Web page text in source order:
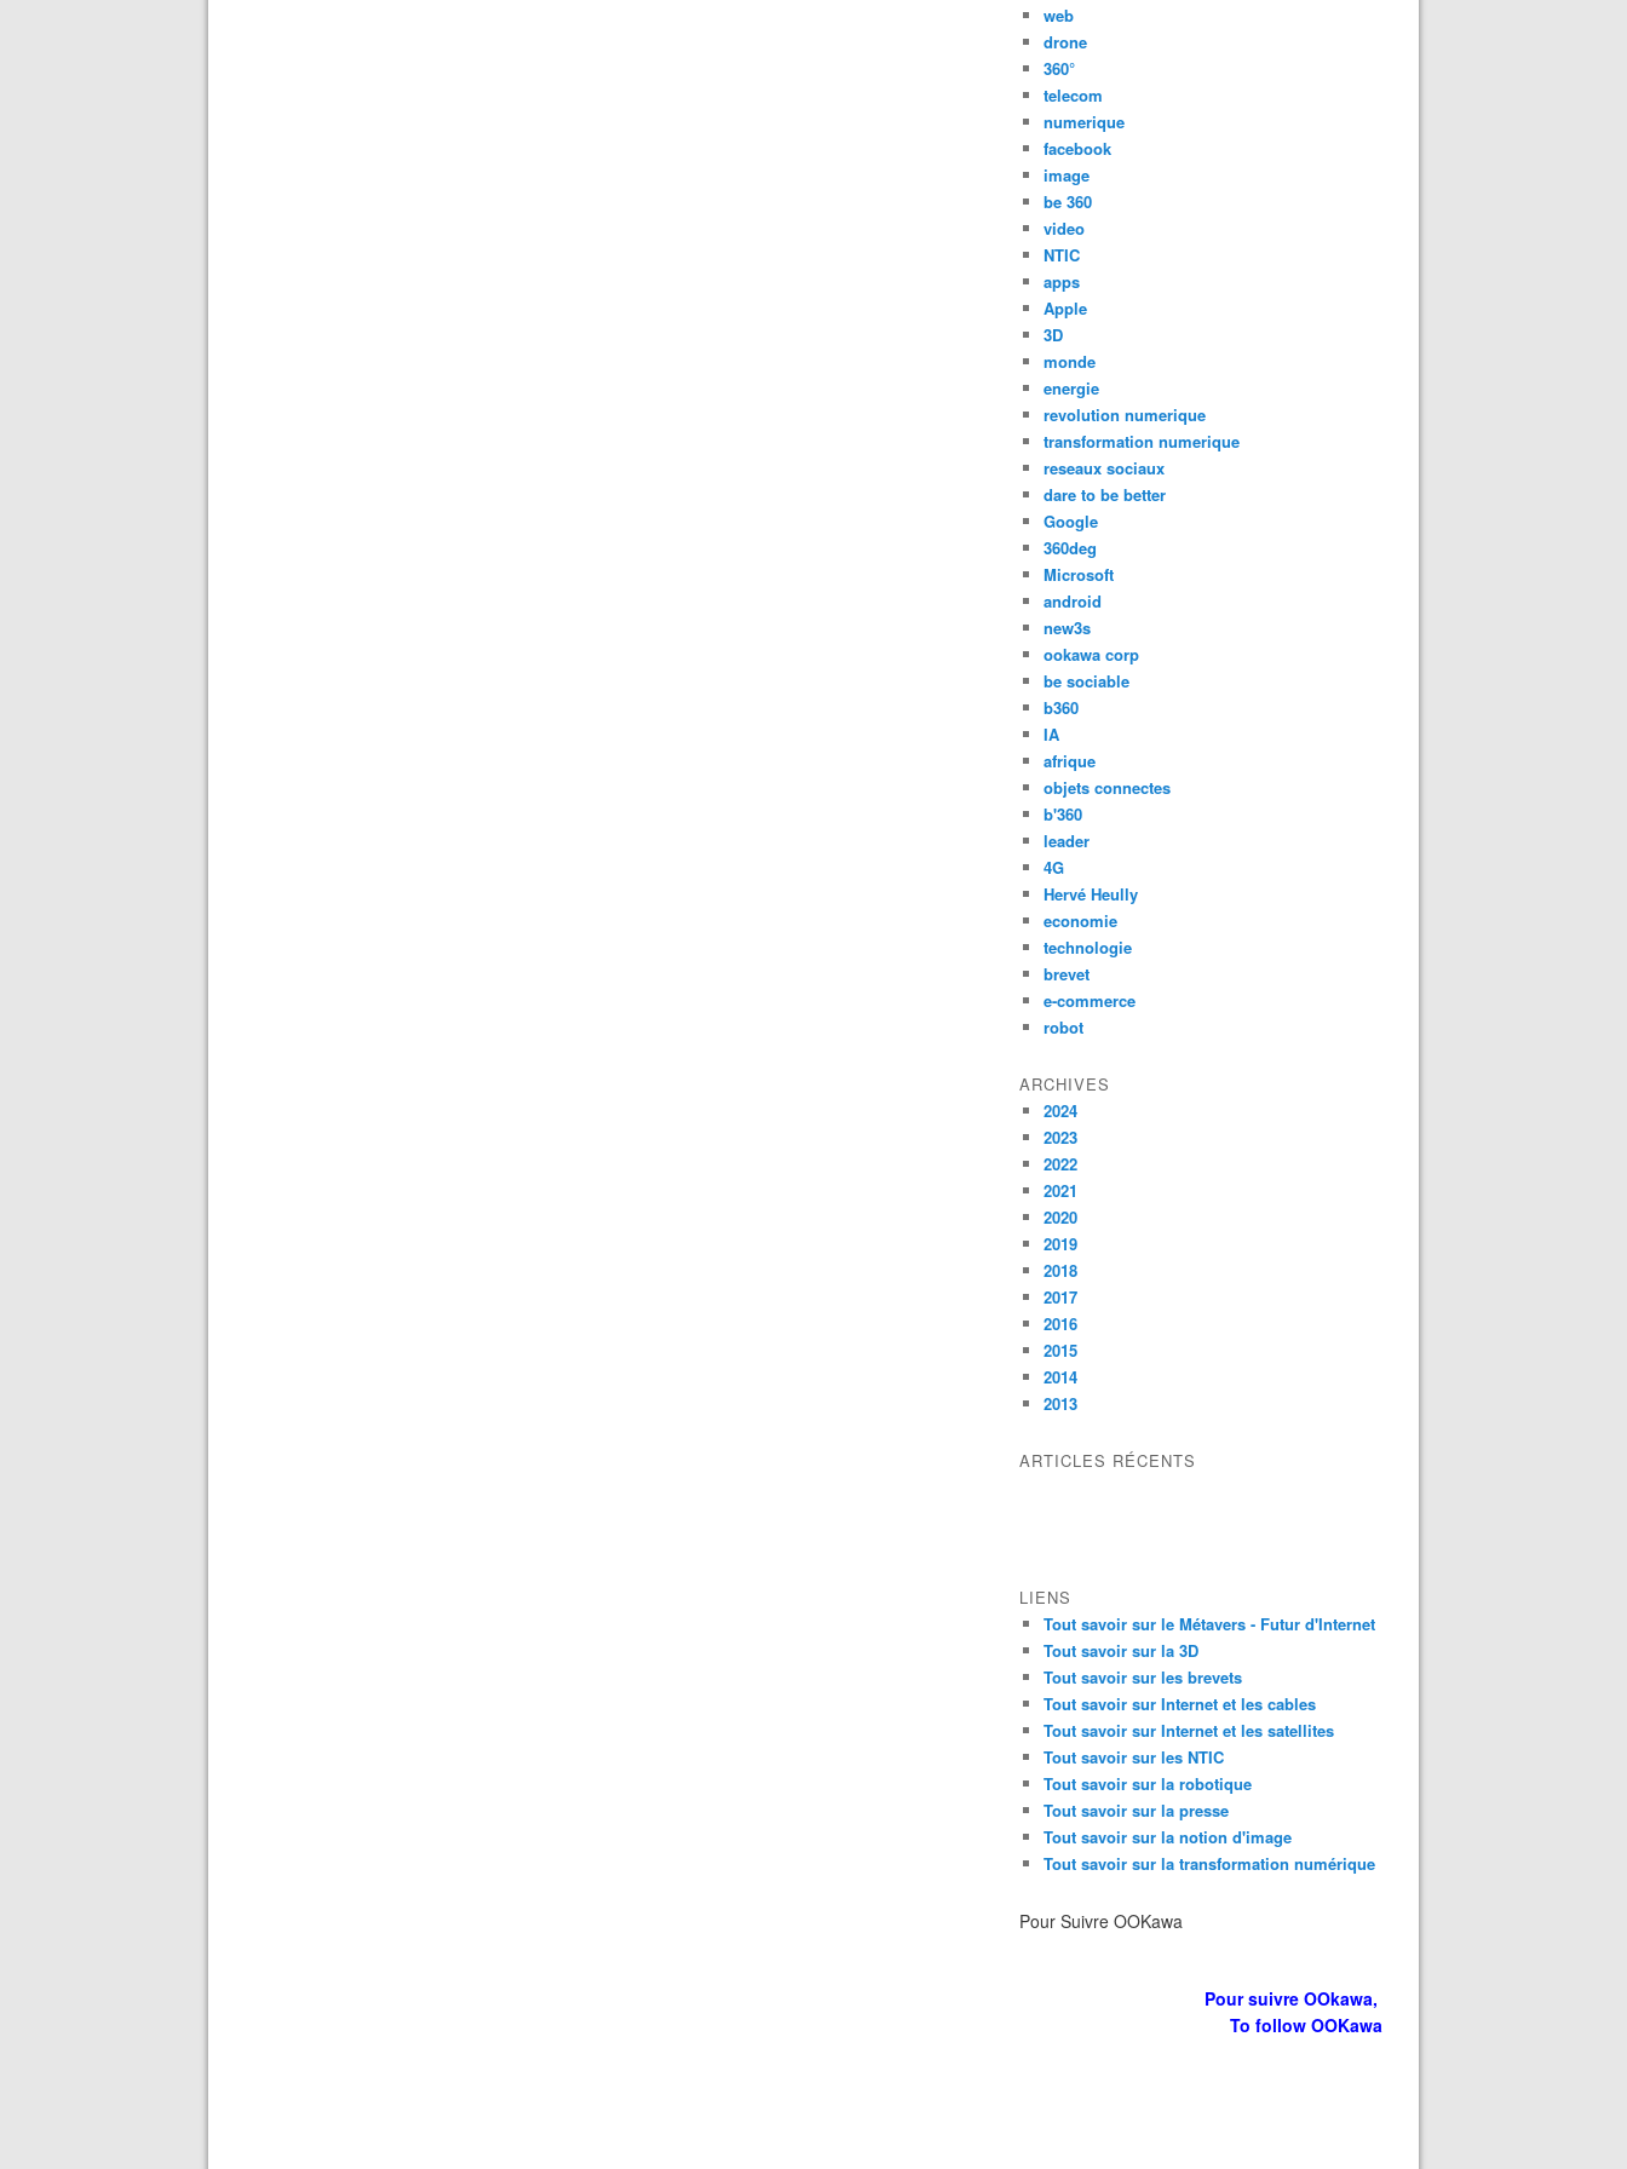
web
drone
360°
telecom
numerique
facebook
image
be 360
video
NTIC
apps
Apple
3D
monde
energie
revolution numerique
transformation numerique
reseaux sociaux
dare to be better
Google
360deg
Microsoft
android
new3s
ookawa corp
be sociable
b360
IA
afrique
objets connectes
b'360
leader
4G
Hervé Heully
economie
technologie
brevet
e-commerce
robot
ARCHIVES
2024
2023
2022
2021
2020
2019
2018
2017
2016
2015
2014
2013
ARTICLES RÉCENTS
LIENS
Tout savoir sur le Métavers - Futur d'Internet
Tout savoir sur la 3D
Tout savoir sur les brevets
Tout savoir sur Internet et les cables
Tout savoir sur Internet et les satellites
Tout savoir sur les NTIC
Tout savoir sur la robotique
Tout savoir sur la presse
Tout savoir sur la notion d'image
Tout savoir sur la transformation numérique
Pour Suivre OOKawa
Pour suivre OOkawa,
To follow OOKawa